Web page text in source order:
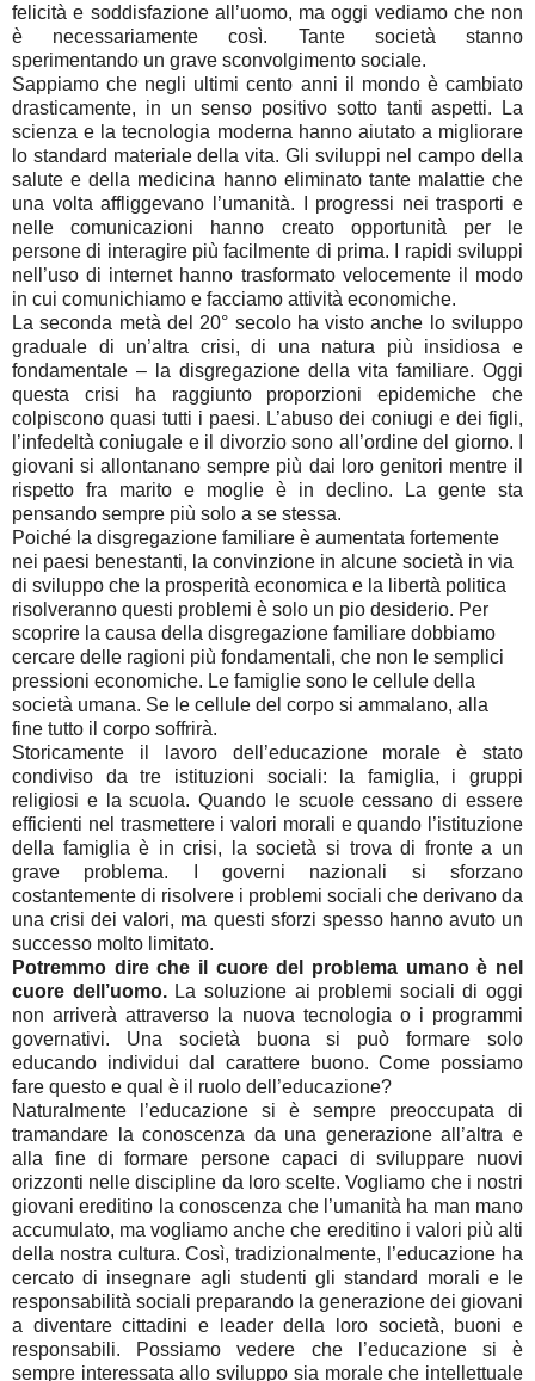
felicità e soddisfazione all’uomo, ma oggi vediamo che non
è necessariamente così. Tante società stanno
sperimentando un grave sconvolgimento sociale.
Sappiamo che negli ultimi cento anni il mondo è cambiato
drasticamente, in un senso positivo sotto tanti aspetti. La
scienza e la tecnologia moderna hanno aiutato a migliorare
lo standard materiale della vita. Gli sviluppi nel campo della
salute e della medicina hanno eliminato tante malattie che
una volta affliggevano l’umanità. I progressi nei trasporti e
nelle comunicazioni hanno creato opportunità per le
persone di interagire più facilmente di prima. I rapidi sviluppi
nell’uso di internet hanno trasformato velocemente il modo
in cui comunichiamo e facciamo attività economiche.
La seconda metà del 20° secolo ha visto anche lo sviluppo
graduale di un’altra crisi, di una natura più insidiosa e
fondamentale – la disgregazione della vita familiare. Oggi
questa crisi ha raggiunto proporzioni epidemiche che
colpiscono quasi tutti i paesi. L’abuso dei coniugi e dei figli,
l’infedeltà coniugale e il divorzio sono all’ordine del giorno. I
giovani si allontanano sempre più dai loro genitori mentre il
rispetto fra marito e moglie è in declino. La gente sta
pensando sempre più solo a se stessa.
Poiché la disgregazione familiare è aumentata fortemente
nei paesi benestanti, la convinzione in alcune società in via
di sviluppo che la prosperità economica e la libertà politica
risolveranno questi problemi è solo un pio desiderio. Per
scoprire la causa della disgregazione familiare dobbiamo
cercare delle ragioni più fondamentali, che non le semplici
pressioni economiche. Le famiglie sono le cellule della
società umana. Se le cellule del corpo si ammalano, alla
fine tutto il corpo soffrirà.
Storicamente il lavoro dell’educazione morale è stato
condiviso da tre istituzioni sociali: la famiglia, i gruppi
religiosi e la scuola. Quando le scuole cessano di essere
efficienti nel trasmettere i valori morali e quando l’istituzione
della famiglia è in crisi, la società si trova di fronte a un
grave problema. I governi nazionali si sforzano
costantemente di risolvere i problemi sociali che derivano da
una crisi dei valori, ma questi sforzi spesso hanno avuto un
successo molto limitato.
Potremmo dire che il cuore del problema umano è nel
cuore dell’uomo.La soluzione ai problemi sociali di oggi
non arriverà attraverso la nuova tecnologia o i programmi
governativi. Una società buona si può formare solo
educando individui dal carattere buono. Come possiamo
fare questo e qual è il ruolo dell’educazione?
Naturalmente l’educazione si è sempre preoccupata di
tramandare la conoscenza da una generazione all’altra e
alla fine di formare persone capaci di sviluppare nuovi
orizzonti nelle discipline da loro scelte. Vogliamo che i nostri
giovani ereditino la conoscenza che l’umanità ha man mano
accumulato, ma vogliamo anche che ereditino i valori più alti
della nostra cultura. Così, tradizionalmente, l’educazione ha
cercato di insegnare agli studenti gli standard morali e le
responsabilità sociali preparando la generazione dei giovani
a diventare cittadini e leader della loro società, buoni e
responsabili. Possiamo vedere che l’educazione si è
sempre interessata allo sviluppo sia morale che intellettuale